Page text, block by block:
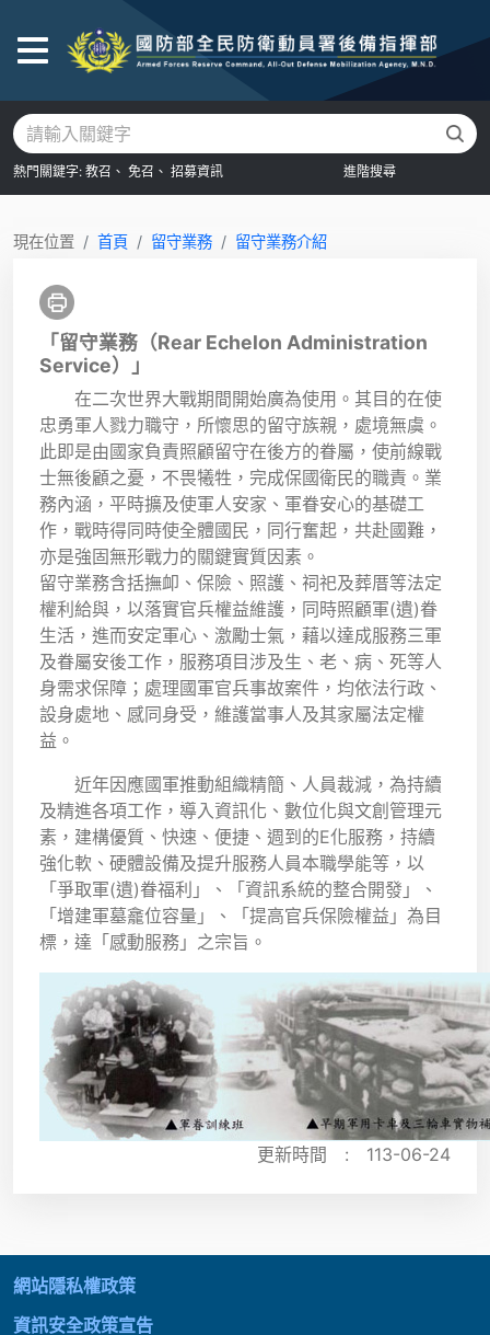
熱門關鍵字: 教召、 免召、 招募資訊 進階搜尋
現在位置 首頁 留守業務 留守業務介紹
「留守業務（Rear Echelon Administration
Service）」
在二次世界大戰期間開始廣為使用。其目的在使
忠勇軍人戮力職守，所懷思的留守族親，處境無虞。
此即是由國家負責照顧留守在後方的眷屬，使前線戰
士無後顧之憂，不畏犧牲，完成保國衛民的職責。業
務內涵，平時擴及使軍人安家、軍眷安心的基礎工
作，戰時得同時使全體國民，同行奮起，共赴國難，
亦是強固無形戰力的關鍵實質因素。
留守業務含括撫卹、保險、照護、祠祀及葬厝等法定
權利給與，以落實官兵權益維護，同時照顧軍(遺)眷
生活，進而安定軍心、激勵士氣，藉以達成服務三軍
及眷屬安後工作，服務項目涉及生、老、病、死等人
身需求保障；處理國軍官兵事故案件，均依法行政、
設身處地、感同身受，維護當事人及其家屬法定權
益。
近年因應國軍推動組織精簡、人員裁減，為持續
及精進各項工作，導入資訊化、數位化與文創管理元
素，建構優質、快速、便捷、週到的E化服務，持續
強化軟、硬體設備及提升服務人員本職學能等，以
「爭取軍(遺)眷福利」、「資訊系統的整合開發」、
「增建軍墓龕位容量」、「提高官兵保險權益」為目
標，達「感動服務」之宗旨。
更新時間 : 113-06-24
網站隱私權政策
資訊安全政策宣告